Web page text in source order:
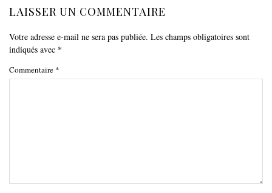
LAISSER UN COMMENTAIRE
Votre adresse e-mail ne sera pas publiée. Les champs obligatoires sont
indiqués avec *
Commentaire *